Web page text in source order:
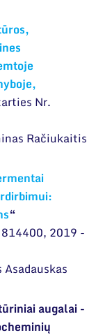
Nr.
Račiukaitis
“
2019 -
Asadauskas
augalai -